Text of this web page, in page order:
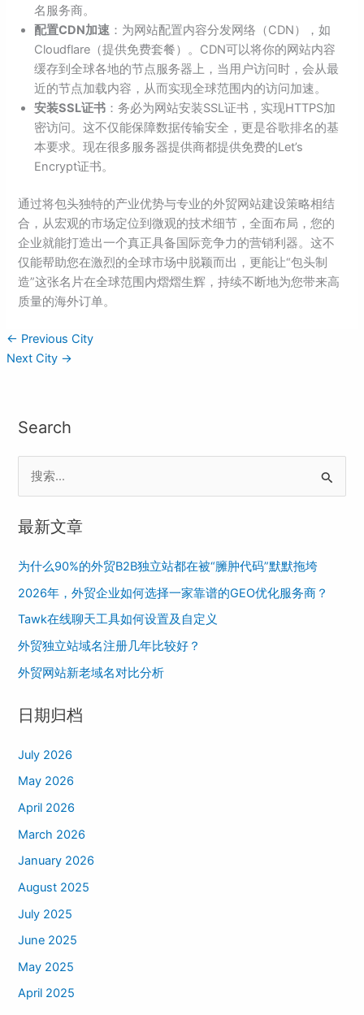
名服务商。
配置CDN加速 ：为网站配置内容分发网络（CDN），如
Cloudflare（提供免费套餐）。CDN可以将你的网站内容
缓存到全球各地的节点服务器上，当用户访问时，会从最
近的节点加载内容，从而实现全球范围内的访问加速。
安装SSL证书 ：务必为网站安装SSL证书，实现HTTPS加
密访问。这不仅能保障数据传输安全，更是谷歌排名的基
本要求。现在很多服务器提供商都提供免费的Let’s
Encrypt证书。
通过将包头独特的产业优势与专业的外贸网站建设策略相结
合，从宏观的市场定位到微观的技术细节，全面布局，您的
企业就能打造出一个真正具备国际竞争力的营销利器。这不
仅能帮助您在激烈的全球市场中脱颖而出，更能让“包头制
造”这张名片在全球范围内熠熠生辉，持续不断地为您带来高
质量的海外订单。
← Previous City
Next City →
Search
a
c
h
f
o
r
最新文章
为什么90%的外贸B2B独立站都在被“臃肿代码”默默拖垮
2026年，外贸企业如何选择一家靠谱的GEO优化服务商？
Tawk在线聊天工具如何设置及自定义
外贸独立站域名注册几年比较好？
外贸网站新老域名对比分析
日期归档
July 2026
May 2026
April 2026
March 2026
January 2026
August 2025
July 2025
June 2025
May 2025
April 2025